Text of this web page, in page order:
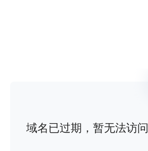
域名已过期，暂无法访问